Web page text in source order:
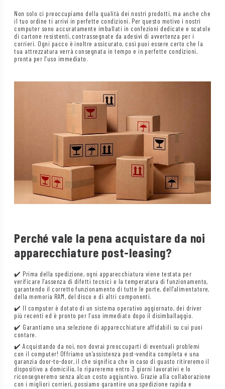
Non solo ci preoccupiamo della qualità dei nostri prodotti, ma anche che
il tuo ordine ti arrivi in perfette condizioni. Per questo motivo i nostri
computer sono accuratamente imballati in confezioni dedicate e scatole
di cartone resistenti, contrassegnate da adesivi di avvertenza per i
corrieri. Ogni pacco è inoltre assicurato, così puoi essere certo che la
tua attrezzatura verrà consegnata in tempo e in perfette condizioni,
pronta per l’uso immediato.
Perché vale la pena acquistare da noi
apparecchiature post-leasing?
✔️ Prima della spedizione, ogni apparecchiatura viene testata per
verificare l’assenza di difetti tecnici e la temperatura di funzionamento,
garantendo il corretto funzionamento di tutte le porte, dell’alimentatore,
della memoria RAM, del disco e di altri componenti.
✔️ Il computer è dotato di un sistema operativo aggiornato, dei driver
più recenti ed è pronto per l’uso immediato dopo il disimballaggio.
✔️ Garantiamo una selezione di apparecchiature affidabili su cui puoi
contare.
✔️ Acquistando da noi, non dovrai preoccuparti di eventuali problemi
con il computer! Offriamo un’assistenza post-vendita completa e una
garanzia door-to-door, il che significa che in caso di guasto ritireremo il
dispositivo a domicilio, lo ripareremo entro 3 giorni lavorativi e lo
riconsegneremo senza alcun costo aggiuntivo. Grazie alla collaborazione
con i migliori corrieri, possiamo garantire una spedizione rapida e